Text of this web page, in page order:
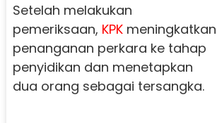
Setelah melakukan
pemeriksaan, KPKmeningkatkan
penanganan perkara ke tahap
penyidikan dan menetapkan
dua orang sebagai tersangka.